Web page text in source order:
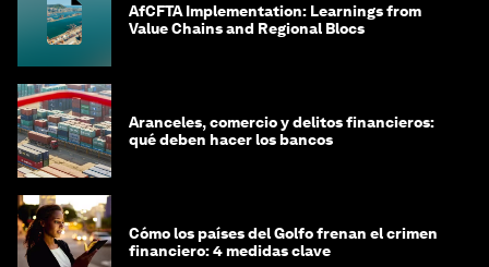
AfCFTA Implementation: Learnings from
Value Chains and Regional Blocs
Aranceles, comercio y delitos financieros:
qué deben hacer los bancos
Cómo los países del Golfo frenan el crimen
financiero: 4 medidas clave